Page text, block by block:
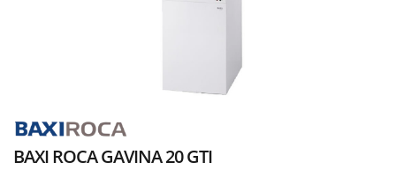
BAXI ROCA GAVINA 20 GTI